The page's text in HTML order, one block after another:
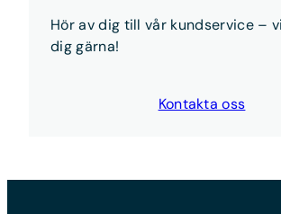
Kort sagt:Anmäl flytten och teckna
Hör av dig till vår kundservice –
dig gärna!
Kontakta oss